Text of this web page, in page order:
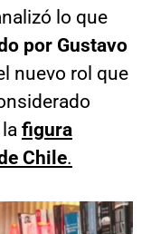
lo que
por Gustavo
nuevo rol que
figura
Chile.